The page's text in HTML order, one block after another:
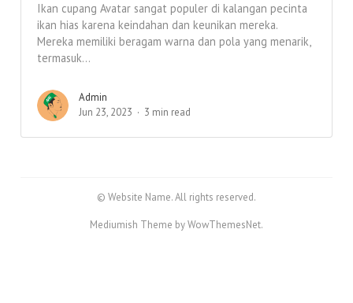
Ikan cupang Avatar sangat populer di kalangan pecinta
ikan hias karena keindahan dan keunikan mereka.
Mereka memiliki beragam warna dan pola yang menarik,
termasuk...
Admin
Jun 23, 2023
3 min read
© Website Name. All rights reserved.
Mediumish Theme by WowThemesNet.